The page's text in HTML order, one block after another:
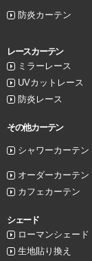
防炎カーテン
レースカーテン
ミラーレース
UVカットレース
防炎レース
その他カーテン
シャワーカーテン
オーダーカーテン
カフェカーテン
シェード
ローマンシェード
生地貼り換え